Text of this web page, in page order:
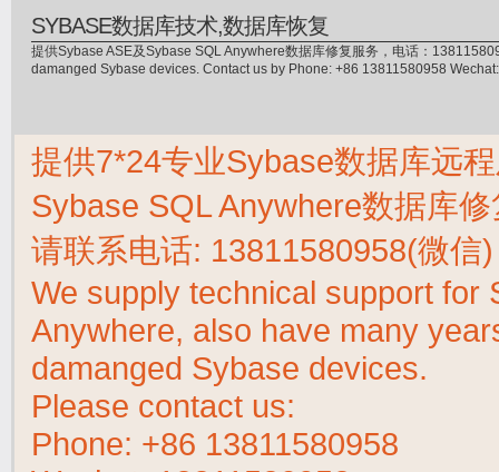
SYBASE数据库技术,数据库恢复
提供Sybase ASE及Sybase SQL Anywhere数据库修复服务，电话：
damanged Sybase devices. Contact us by Phone: +86 13811580958
提供7*24专业Sybase数据库远
Sybase SQL Anywhere数据库
请联系电话: 13811580958(微信
We supply technical support for
Anywhere, also have many
damanged Sybase devices.
Please contact us:
Phone: +86 13811580958